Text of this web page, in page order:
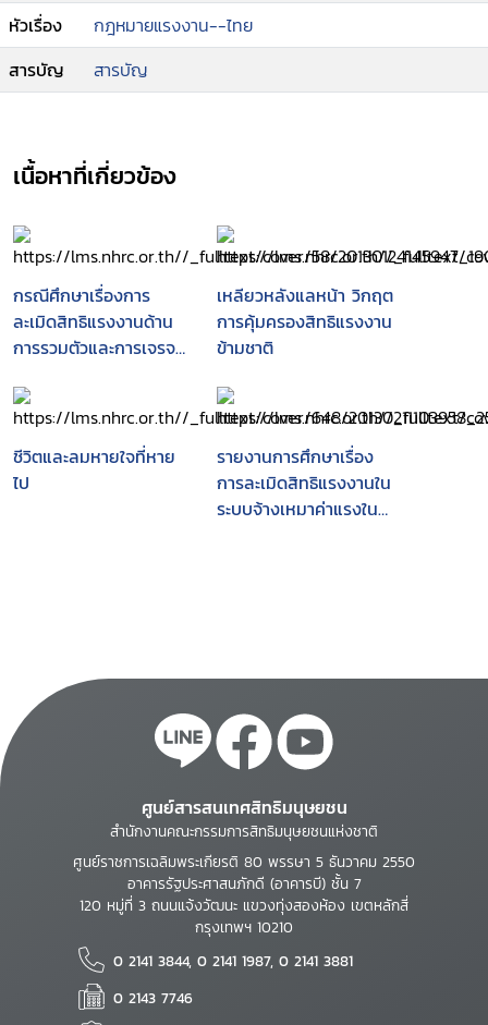
หัวเรื่อง
กฎหมายแรงงาน--ไทย
สารบัญ
สารบัญ
เนื้อหาที่เกี่ยวข้อง
กรณีศึกษาเรื่องการ
ละเมิดสิทธิแรงงานด้าน
การรวมตัวและการเจรจา
เหลียวหลังแลหน้า วิกฤต
การคุ้มครองสิทธิแรงงาน
ข้ามชาติ
ชีวิตและลมหายใจที่หาย
ไป
รายงานการศึกษาเรื่อง
การละเมิดสิทธิแรงงานใน
ระบบจ้างเหมาค่าแรงใน
ศูนย์สารสนเทศสิทธิมนุษยชน
สำนักงานคณะกรรมการสิทธิมนุษยชนแห่งชาติ
ศูนย์ราชการเฉลิมพระเกียรติ 80 พรรษา 5 ธันวาคม 2550
อาคารรัฐประศาสนภักดี (อาคารบี) ชั้น 7
120 หมู่ที่ 3 ถนนแจ้งวัฒนะ แขวงทุ่งสองห้อง เขตหลักสี่
กรุงเทพฯ 10210
0 2141 3844, 0 2141 1987, 0 2141 3881
0 2143 7746